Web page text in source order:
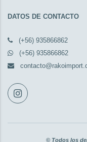
DATOS DE CONTACTO
(+56) 935866862
(+56) 935866862
© Todos los